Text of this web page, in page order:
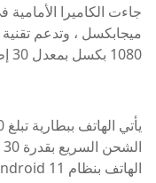
1080 بكسل بمعدل 30 إطارًا في الثانية.
الهاتف بنظام Android 11.